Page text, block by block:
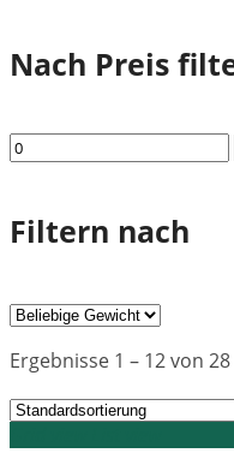
Nach Preis
Min.
Preis
Filtern nach
Ergebnisse 1 – 12 von